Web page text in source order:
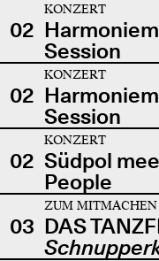
02
KONZERT
Session
02
KONZERT
Session
02
KONZERT
Südpol
People
03
ZUM MITMACHEN
DAS